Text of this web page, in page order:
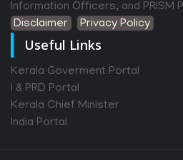
Information Officers, and PRISM
Disclaimer
Privacy Policy
Useful Links
Kerala Goverment Portal
I & PRD Portal
Kerala Chief Minister
India Portal